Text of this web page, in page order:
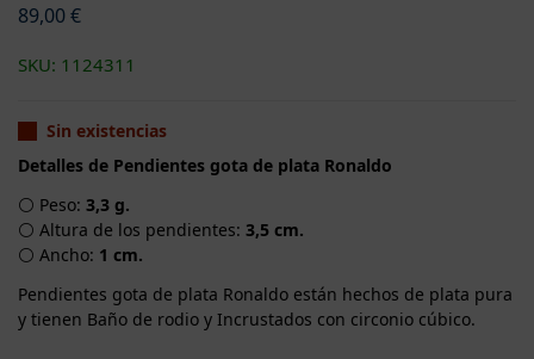
89,00€
SKU: 1124311
Sin existencias
Detalles de Pendientes gota de plata Ronaldo
⚪ Peso: 3,3 g.
⚪ Altura de los pendientes: 3,5 cm.
⚪ Ancho: 1 cm.
Pendientes gota de plata Ronaldo están hechos de plata pura
y tienen Baño de rodio y Incrustados con circonio cúbico.